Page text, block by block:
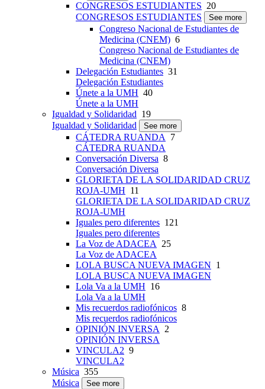
CONGRESOS ESTUDIANTES 20
CONGRESOS ESTUDIANTES
See more
Congreso Nacional de Estudiantes de
Medicina (CNEM) 6
Congreso Nacional de Estudiantes de
Medicina (CNEM)
Delegación Estudiantes 31
Delegación Estudiantes
Únete a la UMH 40
Únete a la UMH
Igualdad y Solidaridad 19
Igualdad y Solidaridad
See more
CÁTEDRA RUANDA 7
CÁTEDRA RUANDA
Conversación Diversa 8
Conversación Diversa
GLORIETA DE LA SOLIDARIDAD CRUZ
ROJA-UMH 11
GLORIETA DE LA SOLIDARIDAD CRUZ
ROJA-UMH
Iguales pero diferentes 121
Iguales pero diferentes
La Voz de ADACEA 25
La Voz de ADACEA
LOLA BUSCA NUEVA IMAGEN 1
LOLA BUSCA NUEVA IMAGEN
Lola Va a la UMH 16
Lola Va a la UMH
Mis recuerdos radiofónicos 8
Mis recuerdos radiofónicos
OPINIÓN INVERSA 2
OPINIÓN INVERSA
VINCULA2 9
VINCULA2
Música 355
Música
See more